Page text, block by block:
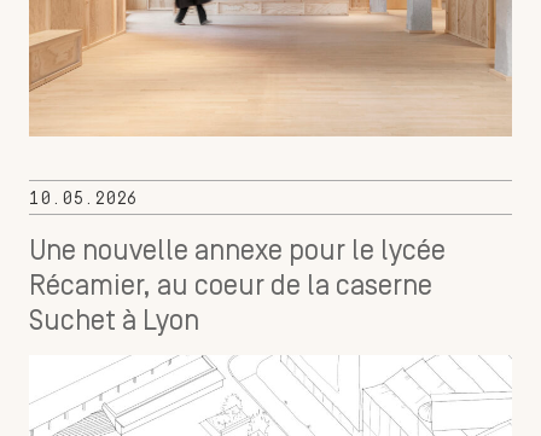
10.05.2026
Une nouvelle annexe pour le lycée
Récamier, au coeur de la caserne
Suchet à Lyon